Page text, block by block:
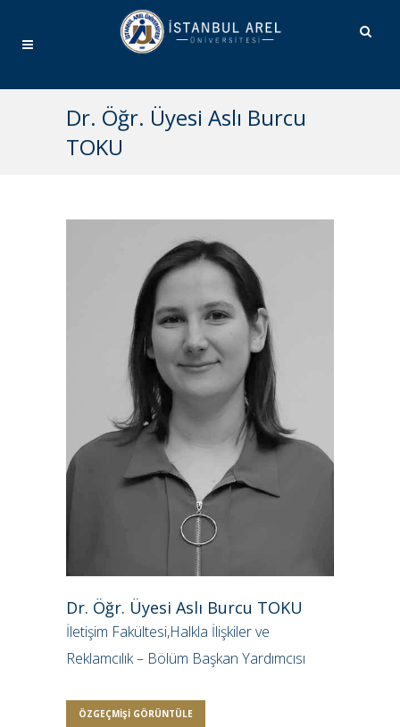
Dr. Öğr. Üyesi Aslı Burcu
TOKU
Dr. Öğr. Üyesi Aslı Burcu TOKU
İletişim Fakültesi,Halkla İlişkiler ve
Reklamcılık – Bölüm Başkan Yardımcısı
ÖZGEÇMIŞI GÖRÜNTÜLE